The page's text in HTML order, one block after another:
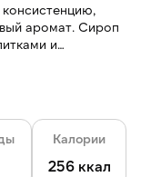
аромат. Сироп
и
на вкус
Калории
256 ккал